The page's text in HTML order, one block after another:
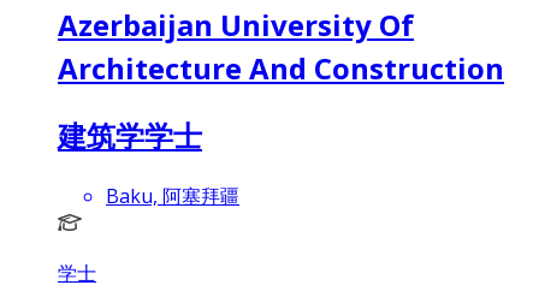
Azerbaijan University Of
Architecture And Construction
建筑学学士
Baku, 阿塞拜疆
学士